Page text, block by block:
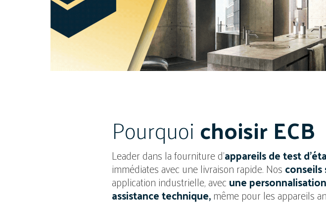
Pourquoichoisir ECB
Leader dans la fourniture d'appareils de test
immédiates avec une livraison rapide. Nosconseils
application industrielle, avecune personnalisation
assistance technique,même pour les appareils